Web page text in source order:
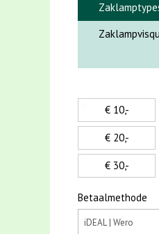
€ 10,-
€ 20,-
€ 30,-
Betaalmethode